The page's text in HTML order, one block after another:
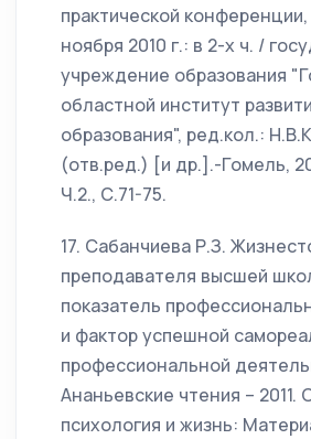
практической конференции,
ноября 2010 г.: в 2-х ч. /
учреждение образования
областной институт
образования", ред.кол.:
(отв.ред.) [и др.].-Гомель,
Ч.2., С.71-75.
17. Сабанчиева Р.З.
преподавателя высшей
показатель
и фактор успешной
профессиональной
Ананьевские чтения – 2011.
психология и жизнь: